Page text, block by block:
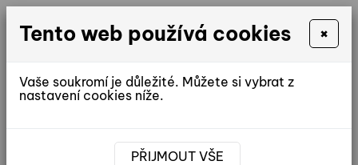
reditel@ddhorice.cz
Tento web používá cookies ×
Vaše soukromí je důležité. Můžete si vybrat z
nastavení cookies níže.
PŘIJMOUT VŠE